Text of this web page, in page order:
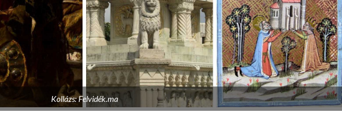
Kollázs: Felvidék.ma